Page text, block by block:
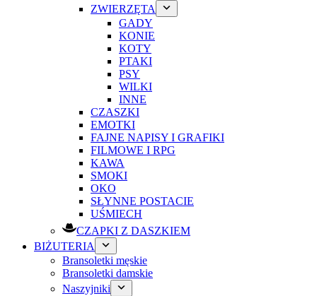
ZWIERZĘTA
GADY
KONIE
KOTY
PTAKI
PSY
WILKI
INNE
CZASZKI
EMOTKI
FAJNE NAPISY I GRAFIKI
FILMOWE I RPG
KAWA
SMOKI
OKO
SŁYNNE POSTACIE
UŚMIECH
CZAPKI Z DASZKIEM
BIŻUTERIA
Bransoletki męskie
Bransoletki damskie
Naszyjniki